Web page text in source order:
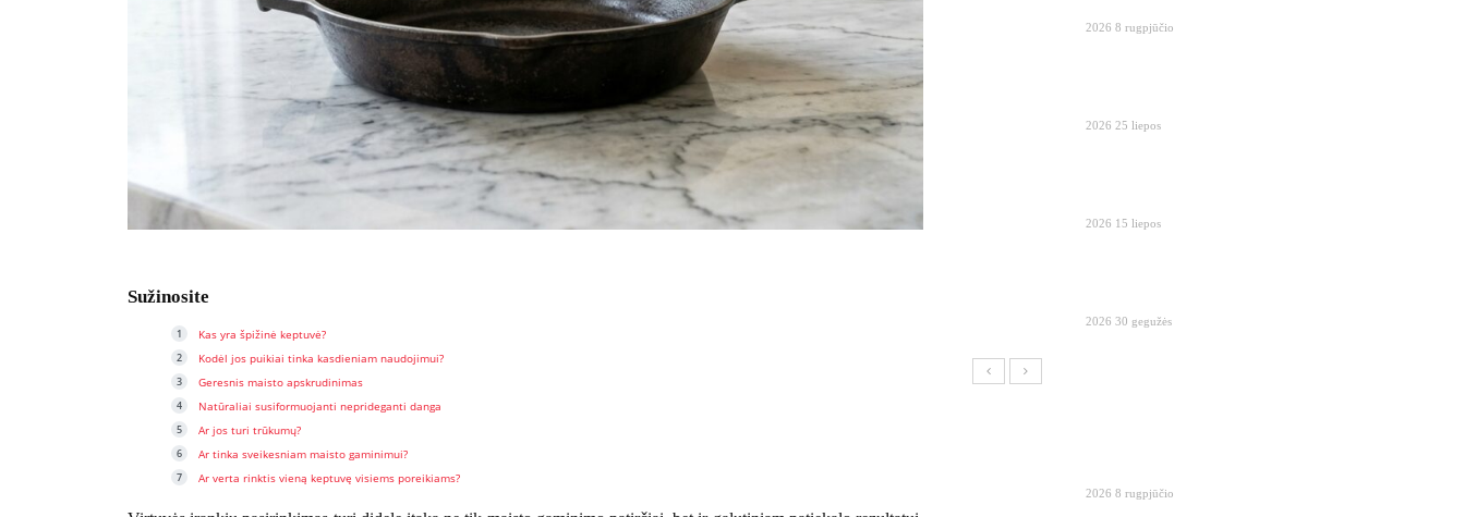
Sužinosite
Kas yra špižinė keptuvė?
Kodėl jos puikiai tinka kasdieniam naudojimui?
Geresnis maisto apskrudinimas
Natūraliai susiformuojanti neprideganti danga
Ar jos turi trūkumų?
Ar tinka sveikesniam maisto gaminimui?
Ar verta rinktis vieną keptuvę visiems poreikiams?
2026 8 rugpjūčio
2026 25 liepos
2026 15 liepos
2026 30 gegužės
2026 8 rugpjūčio